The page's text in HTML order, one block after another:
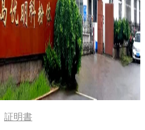
証明書